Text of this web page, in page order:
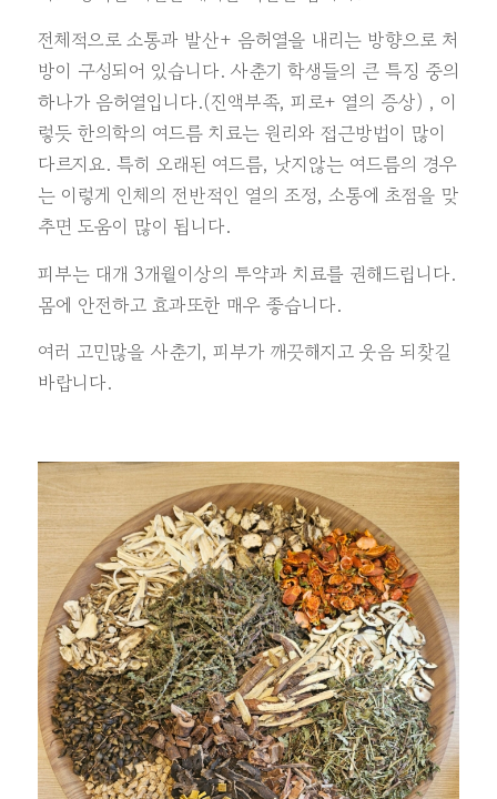
전체적으로 소통과 발산+ 음허열을 내리는 방향으로 처
방이 구성되어 있습니다. 사춘기 학생들의 큰 특징 중의
하나가 음허열입니다.(진액부족, 피로+ 열의 증상) , 이
렇듯한의학의 여드름 치료는 원리와 접근방법이 많이
다르지요. 특히 오래된 여드름, 낫지않는 여드름의 경우
는 이렇게 인체의 전반적인 열의 조정, 소통에 초점을 맞
추면 도움이 많이 됩니다.
피부는 대개 3개월이상의 투약과 치료를 권해드립니다.
몸에 안전하고 효과또한 매우 좋습니다.
여러 고민많을 사춘기, 피부가 깨끗해지고 웃음 되찾길
바랍니다.